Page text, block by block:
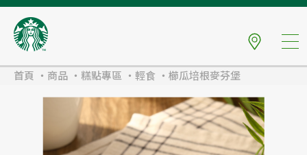
首頁 商品 糕點專區 輕食 櫛瓜培根麥芬堡